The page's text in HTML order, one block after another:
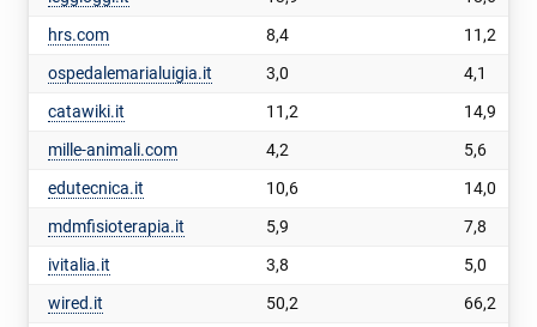
hrs.com
8,4
11,2
ospedalemarialuigia.it
3,0
4,1
catawiki.it
11,2
14,9
mille-animali.com
4,2
5,6
edutecnica.it
10,6
14,0
mdmfisioterapia.it
5,9
7,8
ivitalia.it
3,8
5,0
wired.it
50,2
66,2